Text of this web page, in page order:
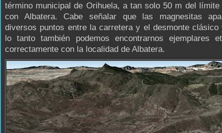
término municipal de Orihuela, a tan solo 50 m del límite
con Albatera. Cabe señalar que las magnesitas
diversos puntos entre la carretera y el desmonte clásico
lo tanto también podemos encontrarnos ejemplares
correctamente con la localidad de Albatera.